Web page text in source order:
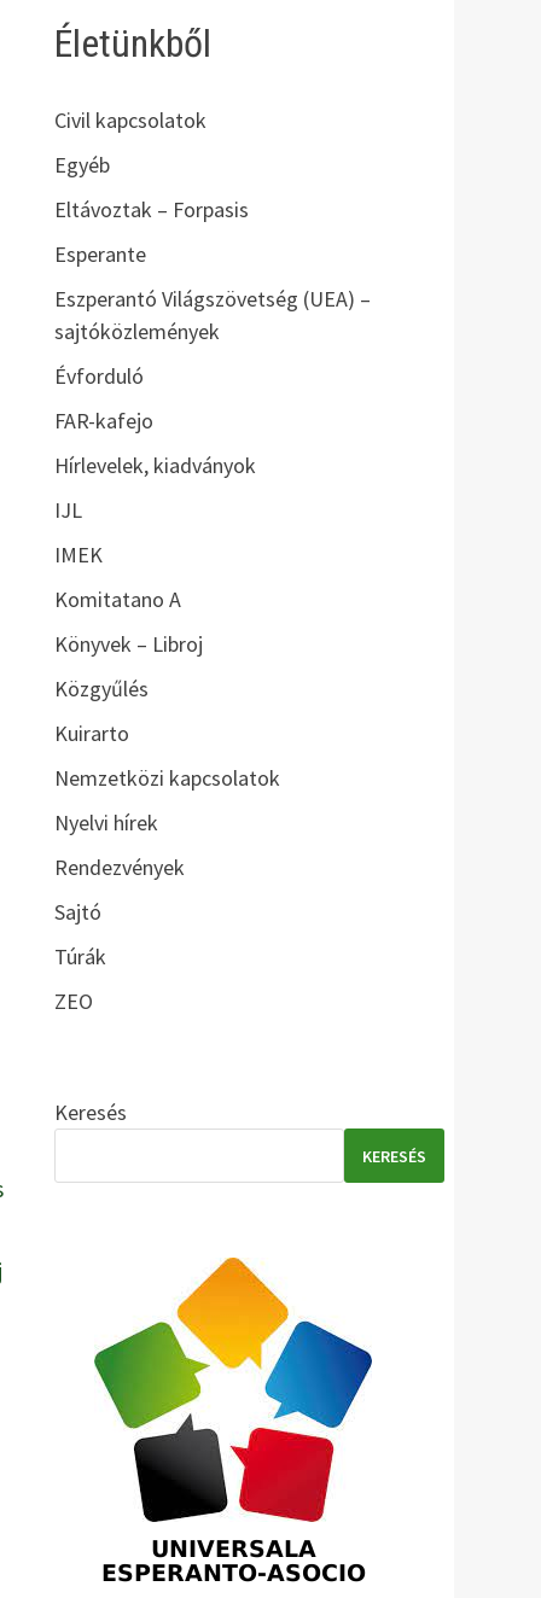
Életünkből
Civil kapcsolatok
Egyéb
Eltávoztak – Forpasis
Esperante
Eszperantó Világszövetség (UEA) –
sajtóközlemények
Évforduló
FAR-kafejo
Hírlevelek, kiadványok
IJL
IMEK
Komitatano A
Könyvek – Libroj
Közgyűlés
Kuirarto
Nemzetközi kapcsolatok
Nyelvi hírek
Rendezvények
Sajtó
Túrák
ZEO
Keresés
KERESÉS